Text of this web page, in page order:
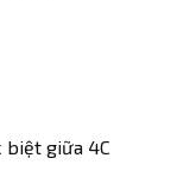
biệt giữa 4C